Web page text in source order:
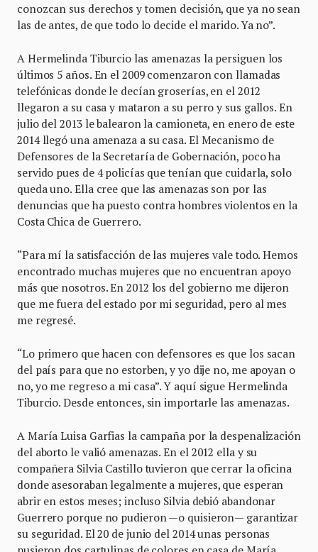
conozcan sus derechos y tomen decisión, que ya no sean
las de antes, de que todo lo decide el marido. Ya no”.
A Hermelinda Tiburcio las amenazas la persiguen los
últimos 5 años. En el 2009 comenzaron con llamadas
telefónicas donde le decían groserías, en el 2012
llegaron a su casa y mataron a su perro y sus gallos. En
julio del 2013 le balearon la camioneta, en enero de este
2014 llegó una amenaza a su casa. El Mecanismo de
Defensores de la Secretaría de Gobernación, poco ha
servido pues de 4 policías que tenían que cuidarla, solo
queda uno. Ella cree que las amenazas son por las
denuncias que ha puesto contra hombres violentos en la
Costa Chica de Guerrero.
“Para mí la satisfacción de las mujeres vale todo. Hemos
encontrado muchas mujeres que no encuentran apoyo
más que nosotros. En 2012 los del gobierno me dijeron
que me fuera del estado por mi seguridad, pero al mes
me regresé.
“Lo primero que hacen con defensores es que los sacan
del país para que no estorben, y yo dije no, me apoyan o
no, yo me regreso a mi casa”. Y aquí sigue Hermelinda
Tiburcio. Desde entonces, sin importarle las amenazas.
A María Luisa Garfias la campaña por la despenalización
del aborto le valió amenazas. En el 2012 ella y su
compañera Silvia Castillo tuvieron que cerrar la oficina
donde asesoraban legalmente a mujeres, que esperan
abrir en estos meses; incluso Silvia debió abandonar
Guerrero porque no pudieron —o quisieron— garantizar
su seguridad. El 20 de junio del 2014 unas personas